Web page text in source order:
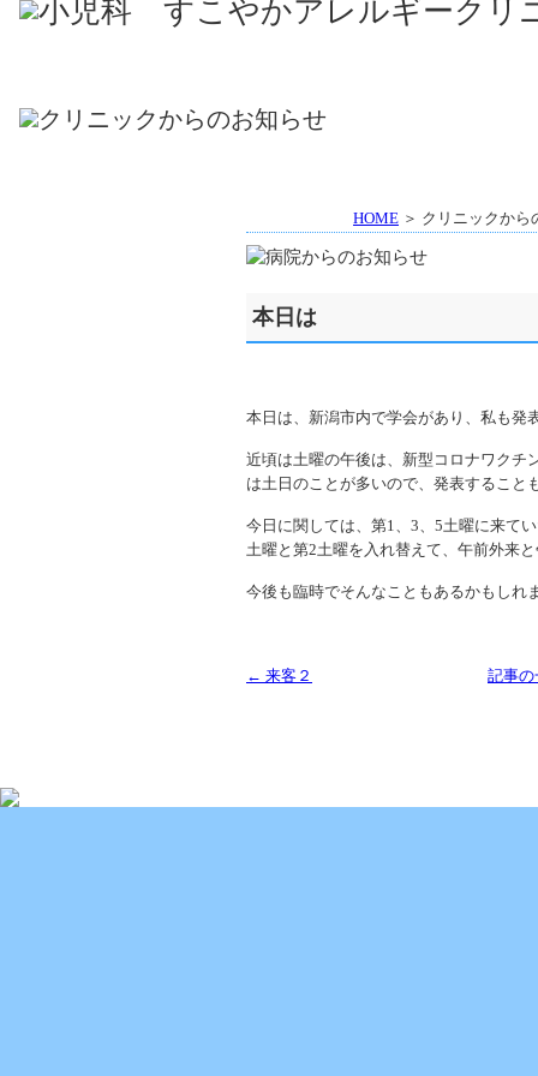
HOME ＞ クリニックか
本日は
本日は、新潟市内で学会があり、私も発
近頃は土曜の午後は、新型コロナワクチ
は土日のことが多いので、発表すること
今日に関しては、第1、3、5土曜に来て
土曜と第2土曜を入れ替えて、午前外来
今後も臨時でそんなこともあるかもしれ
← 来客２ 記事の